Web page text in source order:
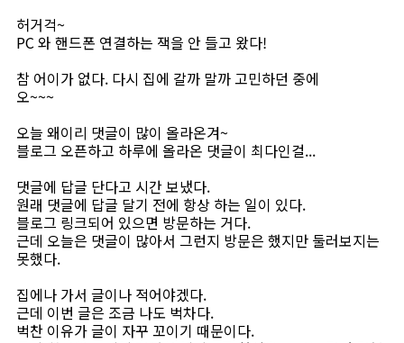
허거걱~
PC 와 핸드폰 연결하는 잭을 안 들고 왔다!
참 어이가 없다. 다시 집에 갈까 말까 고민하던 중에
오~~~
오늘 왜이리 댓글이 많이 올라온겨~
블로그 오픈하고 하루에 올라온 댓글이 최다인걸...
댓글에 답글 단다고 시간 보냈다.
원래 댓글에 답글 달기 전에 항상 하는 일이 있다.
블로그 링크되어 있으면 방문하는 거다.
근데 오늘은 댓글이 많아서 그런지 방문은 했지만 둘러보지는
못했다.
집에나 가서 글이나 적어야겠다.
근데 이번 글은 조금 나도 벅차다.
벅찬 이유가 글이 자꾸 꼬이기 때문이다.